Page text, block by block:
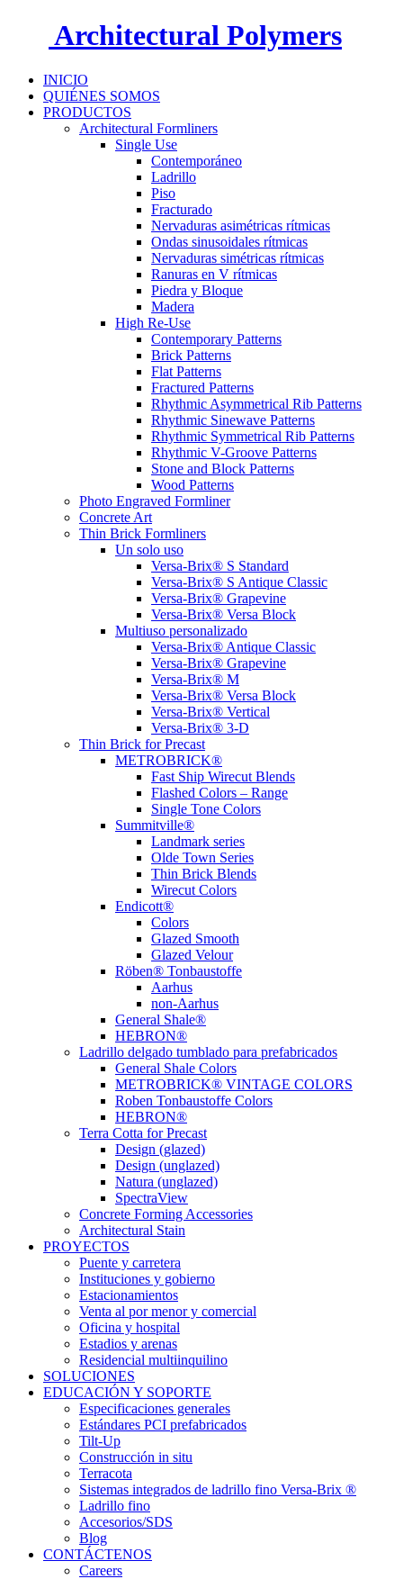
Architectural Polymers
INICIO
QUIÉNES SOMOS
PRODUCTOS
Architectural Formliners
Single Use
Contemporáneo
Ladrillo
Piso
Fracturado
Nervaduras asimétricas rítmicas
Ondas sinusoidales rítmicas
Nervaduras simétricas rítmicas
Ranuras en V rítmicas
Piedra y Bloque
Madera
High Re-Use
Contemporary Patterns
Brick Patterns
Flat Patterns
Fractured Patterns
Rhythmic Asymmetrical Rib Patterns
Rhythmic Sinewave Patterns
Rhythmic Symmetrical Rib Patterns
Rhythmic V-Groove Patterns
Stone and Block Patterns
Wood Patterns
Photo Engraved Formliner
Concrete Art
Thin Brick Formliners
Un solo uso
Versa-Brix® S Standard
Versa-Brix® S Antique Classic
Versa-Brix® Grapevine
Versa-Brix® Versa Block
Multiuso personalizado
Versa-Brix® Antique Classic
Versa-Brix® Grapevine
Versa-Brix® M
Versa-Brix® Versa Block
Versa-Brix® Vertical
Versa-Brix® 3-D
Thin Brick for Precast
METROBRICK®
Fast Ship Wirecut Blends
Flashed Colors – Range
Single Tone Colors
Summitville®
Landmark series
Olde Town Series
Thin Brick Blends
Wirecut Colors
Endicott®
Colors
Glazed Smooth
Glazed Velour
Röben® Tonbaustoffe
Aarhus
non-Aarhus
General Shale®
HEBRON®
Ladrillo delgado tumblado para prefabricados
General Shale Colors
METROBRICK® VINTAGE COLORS
Roben Tonbaustoffe Colors
HEBRON®
Terra Cotta for Precast
Design (glazed)
Design (unglazed)
Natura (unglazed)
SpectraView
Concrete Forming Accessories
Architectural Stain
PROYECTOS
Puente y carretera
Instituciones y gobierno
Estacionamientos
Venta al por menor y comercial
Oficina y hospital
Estadios y arenas
Residencial multiinquilino
SOLUCIONES
EDUCACIÓN Y SOPORTE
Especificaciones generales
Estándares PCI prefabricados
Tilt-Up
Construcción in situ
Terracota
Sistemas integrados de ladrillo fino Versa-Brix ®
Ladrillo fino
Accesorios/SDS
Blog
CONTÁCTENOS
Careers